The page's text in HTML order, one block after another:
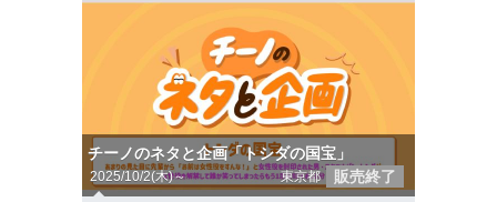
チーノのネタと企画「トシダの国宝」
2025/10/2(木)～ 東京都 販売終了